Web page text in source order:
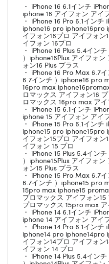
・ iPhone 16 6.1インチ
iphone 16 アイフォン アイ
・ iPhone 16 Pro 6.1インチ
iphone16 pro iphone16pro
イフォン16プロ アイフォ
イフォン 16プロ
・ iPhone 16 Plus 5.4イン
）iphone16Plus アイフォ
ォン16 Plus プラス
・ iPhone 16 Pro Max 6.7
6.7インチ ）iphone16 pro
16pro max
ロマックス アイフォン16
ロマックス 16pro max ア
・ iPhone 15 6.1インチ
iphone 15 アイフォン アイ
・ iPhone 15 Pro 6.1インチ
iphone15 pro iphone15pro
イフォン15プロ アイフォ
イフォン 15 プロ
・ iPhone 15 Plus 5.4イン
）iphone15Plus アイフォ
ォン15 Plus プラス
・ iPhone 15 Pro Max 6.7
6.7インチ ）iphone15 pro
15pro max iphone15
プロマックス アイフォン
プロマックス 15pro max
・ iPhone 14 6.1インチ
iphone 14 アイフォン アイ
・ iPhone 14 Pro 6.1インチ
iphone14 pro iphone14pro
イフォン14プロ アイフォ
イフォン 14 プロ
・ iPhone 14 Plus 5.4イン